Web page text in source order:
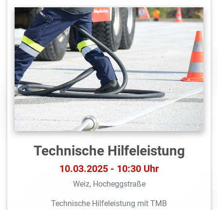
Technische Hilfeleistung
10.03.2025 - 10:30 Uhr
Weiz, Hocheggstraße
Technische Hilfeleistung mit TMB